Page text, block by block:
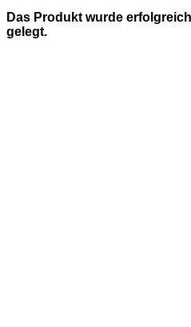
Das Produkt wurde
gelegt.